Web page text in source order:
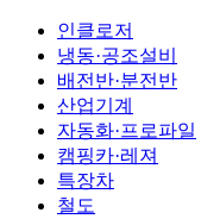
인클로저
냉동·공조설비
배전반·분전반
산업기계
자동화·프로파일
캠핑카·레져
특장차
철도